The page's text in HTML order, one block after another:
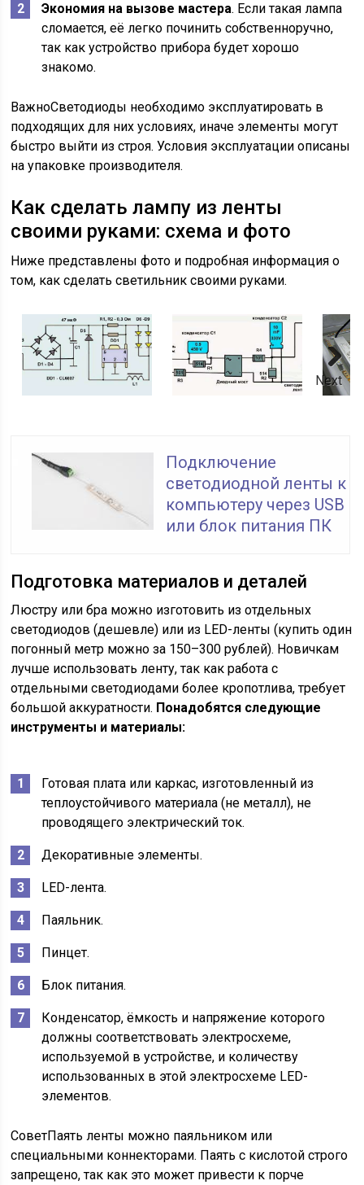
Экономия на вызове мастера. Если такая лампа
сломается, её легко починить собственноручно,
так как устройство прибора будет хорошо
знакомо.
ВажноСветодиоды необходимо эксплуатировать в
подходящих для них условиях, иначе элементы могут
быстро выйти из строя. Условия эксплуатации описаны
на упаковке производителя.
Как сделать лампу из ленты
своими руками: схема и фото
Ниже представлены фото и подробная информация о
том, как сделать светильник своими руками.
Next
Подключение
светодиодной ленты к
компьютеру через USB
или блок питания ПК
Подготовка материалов и деталей
Люстру или бра можно изготовить из отдельных
светодиодов (дешевле) или из LED-ленты (купить один
погонный метр можно за 150–300 рублей). Новичкам
лучше использовать ленту, так как работа с
отдельными светодиодами более кропотлива, требует
большой аккуратности. Понадобятся следующие
инструменты и материалы:
Готовая плата или каркас, изготовленный из
теплоустойчивого материала (не металл), не
проводящего электрический ток.
Декоративные элементы.
LED-лента.
Паяльник.
Пинцет.
Блок питания.
Конденсатор, ёмкость и напряжение которого
должны соответствовать электросхеме,
используемой в устройстве, и количеству
использованных в этой электросхеме LED-
элементов.
СоветПаять ленты можно паяльником или
специальными коннекторами. Паять с кислотой строго
запрещено, так как это может привести к порче